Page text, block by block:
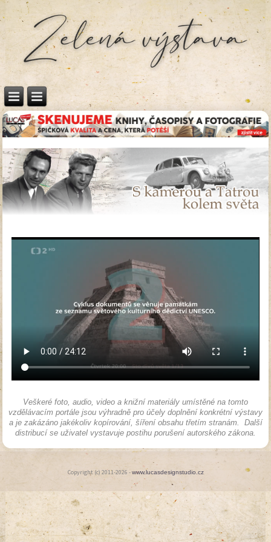
Veškeré foto, audio, video a knižní materiály umístěné na tomto
vzdělávacím portále jsou výhradně pro účely doplnění konkrétní výstavy
a je zakázáno jakékoliv kopírování, šíření obsahu třetím stranám. Další
distribucí se uživatel vystavuje postihu porušení autorského zákona.
Copyright (c) 2011-2026 -www.lucasdesignstudio.cz